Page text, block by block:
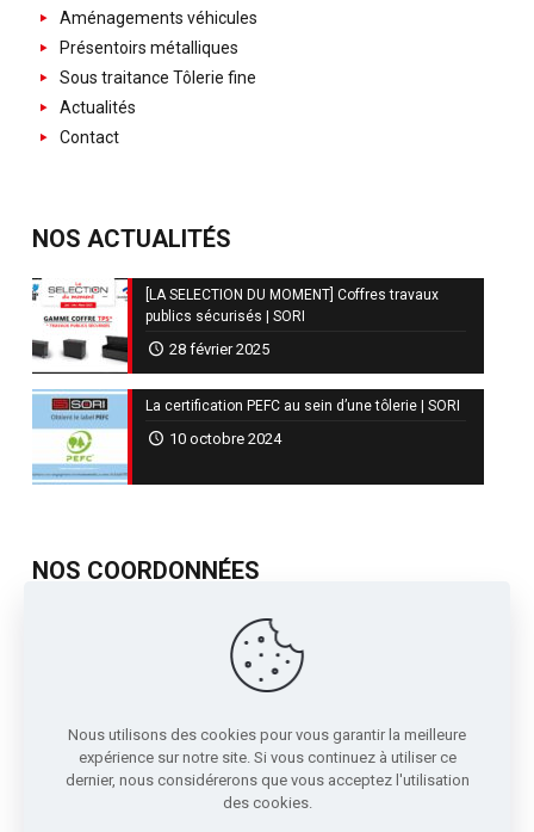
Aménagements véhicules
Présentoirs métalliques
Sous traitance Tôlerie fine
Actualités
Contact
NOS ACTUALITÉS
[LA SELECTION DU MOMENT] Coffres travaux
publics sécurisés | SORI
28 février 2025
La certification PEFC au sein d’une tôlerie | SORI
10 octobre 2024
NOS COORDONNÉES
717, Avenue de St Quentin
sori@sori.fr
Nous utilisons des cookies pour vous garantir la meilleure
expérience sur notre site. Si vous continuez à utiliser ce
dernier, nous considérerons que vous acceptez l'utilisation
des cookies.